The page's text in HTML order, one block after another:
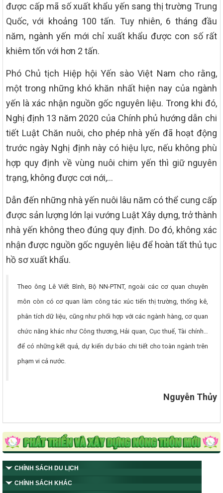
được cấp mã số xuất khẩu yến sang thị trường Trung
Quốc, với khoảng 100 tấn. Tuy nhiên, 6 tháng đầu
năm, ngành yến mới chỉ xuất khẩu được con số rất
khiêm tốn với hơn 2 tấn.
Phó Chủ tịch Hiệp hội Yến sào Việt Nam cho rằng,
một trong những khó khăn nhất hiện nay của ngành
yến là xác nhận nguồn gốc nguyên liệu. Trong khi đó,
Nghị định 13 năm 2020 của Chính phủ hướng dẫn chi
tiết Luật Chăn nuôi, cho phép nhà yến đã hoạt động
trước ngày Nghị định này có hiệu lực, nếu không phù
hợp quy định về vùng nuôi chim yến thì giữ nguyên
trạng, không được cơi nới,…
Dẫn đến những nhà yến nuôi lâu năm có thể cung cấp
được sản lượng lớn lại vướng Luật Xây dựng, trở thành
nhà yến không theo đúng quy định. Do đó, không xác
nhận được nguồn gốc nguyên liệu để hoàn tất thủ tục
hồ sơ xuất khẩu.
Theo ông Lê Viết Bình, Bộ NN-PTNT, ngoài các cơ quan chuyên
môn còn có cơ quan làm công tác xúc tiến thị trường, thống kê,
phân tích dữ liệu, cũng như phối hợp với các ngành hàng, cơ quan
chức năng khác như Công thương, Hải quan, Cục thuế, Tài chính…
để có những kết quả, dự kiến dự báo chi tiết cho toàn ngành trên
phạm vi cả nước.
Nguyễn Thủy
CHÍNH SÁCH DU LỊCH
CHÍNH SÁCH KHÁC